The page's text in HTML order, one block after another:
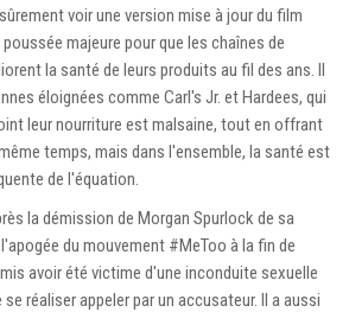
voir une version mise à jour du film
majeure pour que les chaînes de
la santé de leurs produits au fil des ans. Il
éloignées comme Carl's Jr. et Hardees, qui
leur nourriture est malsaine, tout en offrant
temps, mais dans l'ensemble, la santé est
de l'équation.
la démission de Morgan Spurlock de sa
du mouvement #MeToo à la fin de
avoir été victime d'une inconduite sexuelle
réaliser appeler par un accusateur. Il a aussi